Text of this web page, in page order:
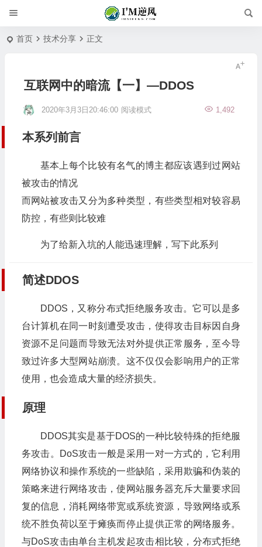
首页 技术分享 正文
互联网中的暗流【一】—DDOS
2020年3月3日20:46:00 1,492
阅读模式
本系列前言
基本上每个比较有名气的博主都应该遇到过网站
被攻击的情况
而网站被攻击又分为多种类型，有些类型相对较容易
防控，有些则比较难
为了给新入坑的人能迅速理解，写下此系列
简述DDOS
DDOS，又称分布式拒绝服务攻击。它可以是多
台计算机在同一时刻遭受攻击，使得攻击目标因自身
资源不足问题而导致无法对外提供正常服务，至今导
致过许多大型网站崩溃。这不仅仅会影响用户的正常
使用，也会造成大量的经济损失。
原理
DDOS其实是基于DOS的一种比较特殊的拒绝服
务攻击。DoS攻击一般是采用一对一方式的，它利用
网络协议和操作系统的一些缺陷，采用欺骗和伪装的
策略来进行网络攻击，使网站服务器充斥大量要求回
复的信息，消耗网络带宽或系统资源，导致网络或系
统不胜负荷以至于瘫痪而停止提供正常的网络服务。
与DoS攻击由单台主机发起攻击相比较，分布式拒绝